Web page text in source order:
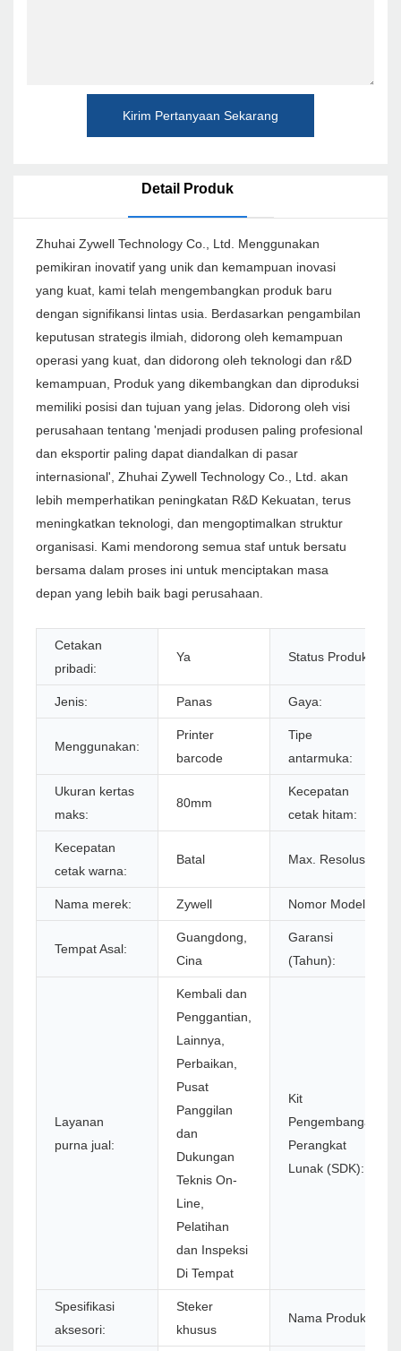
Kirim Pertanyaan Sekarang
Detail Produk
Zhuhai Zywell Technology Co., Ltd. Menggunakan
pemikiran inovatif yang unik dan kemampuan inovasi
yang kuat, kami telah mengembangkan produk baru
dengan signifikansi lintas usia. Berdasarkan pengambilan
keputusan strategis ilmiah, didorong oleh kemampuan
operasi yang kuat, dan didorong oleh teknologi dan r&D
kemampuan, Produk yang dikembangkan dan diproduksi
memiliki posisi dan tujuan yang jelas. Didorong oleh visi
perusahaan tentang 'menjadi produsen paling profesional
dan eksportir paling dapat diandalkan di pasar
internasional', Zhuhai Zywell Technology Co., Ltd. akan
lebih memperhatikan peningkatan R&D Kekuatan, terus
meningkatkan teknologi, dan mengoptimalkan struktur
organisasi. Kami mendorong semua staf untuk bersatu
bersama dalam proses ini untuk menciptakan masa
depan yang lebih baik bagi perusahaan.
Cetakan
pribadi:
Ya Status Produk:
Jenis: Panas Gaya:
Menggunakan:
Printer
barcode
Tipe
antarmuka:
Ukuran kertas
maks:
80mm
Kecepatan
cetak hitam:
Kecepatan
cetak warna:
Batal Max. Resolusi:
Nama merek: Zywell Nomor Model:
Tempat Asal:
Guangdong,
Cina
Garansi
(Tahun):
Layanan
purna jual:
Kembali dan
Penggantian,
Lainnya,
Perbaikan,
Pusat
Panggilan
dan
Dukungan
Teknis On-
Line,
Pelatihan
dan Inspeksi
Di Tempat
Kit
Pengembangan
Perangkat
Lunak (SDK):
Spesifikasi
aksesori:
Steker
khusus
Nama Produk: